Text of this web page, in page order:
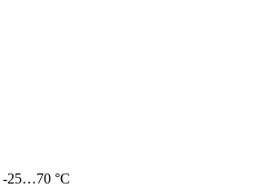
-25…70 °C